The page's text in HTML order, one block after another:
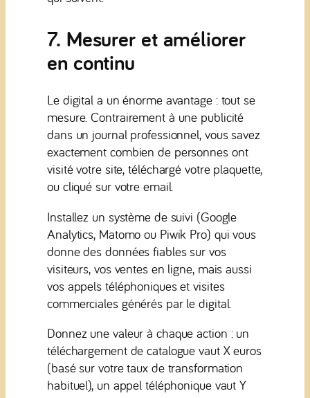
7. Mesurer et améliorer
en continu
Le digital a un énorme avantage : tout se
mesure. Contrairement à une publicité
dans un journal professionnel, vous savez
exactement combien de personnes ont
visité votre site, téléchargé votre plaquette,
ou cliqué sur votre email.
Installez un système de suivi (Google
Analytics, Matomo ou Piwik Pro) qui vous
donne des données fiables sur vos
visiteurs, vos ventes en ligne, mais aussi
vos appels téléphoniques et visites
commerciales générés par le digital.
Donnez une valeur à chaque action : un
téléchargement de catalogue vaut X euros
(basé sur votre taux de transformation
habituel), un appel téléphonique vaut Y